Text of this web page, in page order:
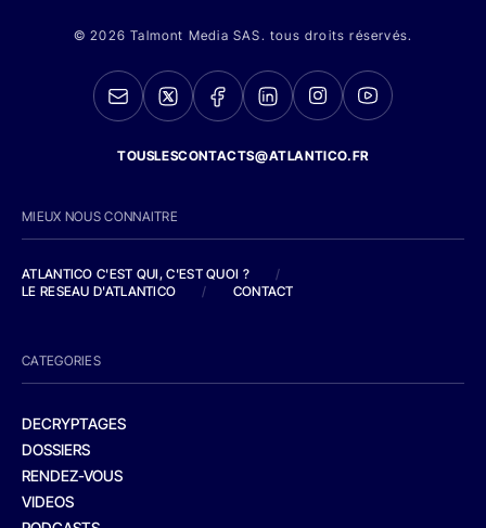
© 2026 Talmont Media SAS. tous droits réservés.
TOUSLESCONTACTS@ATLANTICO.FR
MIEUX NOUS CONNAITRE
ATLANTICO C'EST QUI, C'EST QUOI ?
/
LE RESEAU D'ATLANTICO
/ CONTACT
CATEGORIES
DECRYPTAGES
DOSSIERS
RENDEZ-VOUS
VIDEOS